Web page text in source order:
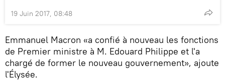
19 Juin 2017, 08:48
Emmanuel Macron «a confié à nouveau les fonctions
de Premier ministre à M. Edouard Philippe et l'a
chargé de former le nouveau gouvernement», ajoute
l'Élysée.